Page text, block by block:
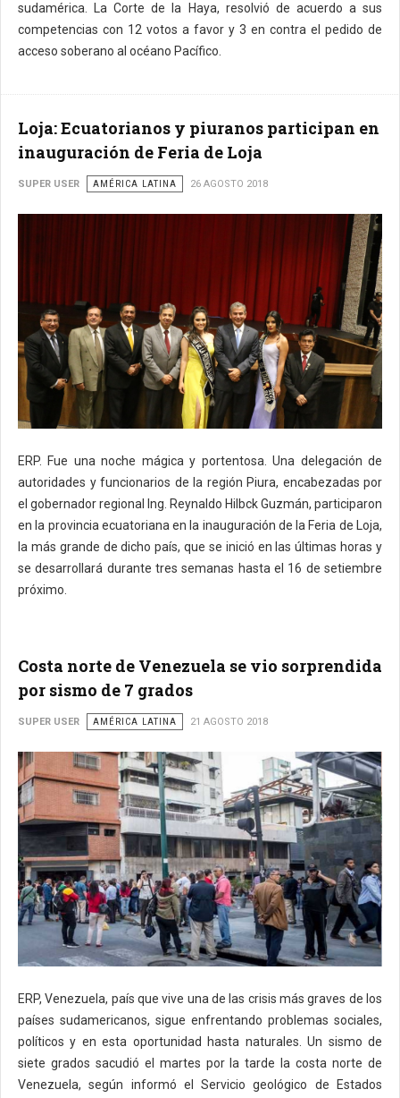
sudamérica. La Corte de la Haya, resolvió de acuerdo a sus
competencias con 12 votos a favor y 3 en contra el pedido de
acceso soberano al océano Pacífico.
Loja: Ecuatorianos y piuranos participan en
inauguración de Feria de Loja
SUPER USER AMÉRICA LATINA 26 AGOSTO 2018
ERP. Fue una noche mágica y portentosa. Una delegación de
autoridades y funcionarios de la región Piura, encabezadas por
el gobernador regional Ing. Reynaldo Hilbck Guzmán, participaron
en la provincia ecuatoriana en la inauguración de la Feria de Loja,
la más grande de dicho país, que se inició en las últimas horas y
se desarrollará durante tres semanas hasta el 16 de setiembre
próximo.
Costa norte de Venezuela se vio sorprendida
por sismo de 7 grados
SUPER USER AMÉRICA LATINA 21 AGOSTO 2018
ERP, Venezuela, país que vive una de las crisis más graves de los
países sudamericanos, sigue enfrentando problemas sociales,
políticos y en esta oportunidad hasta naturales. Un sismo de
siete grados sacudió el martes por la tarde la costa norte de
Venezuela, según informó el Servicio geológico de Estados